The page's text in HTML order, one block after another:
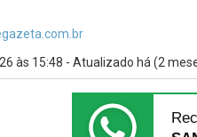
às 15:48 - Atualizado há (2